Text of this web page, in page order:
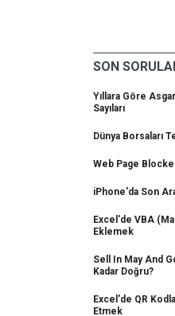
SON
Yıllara Göre
Sayıları
Dünya Borsaları
Web Page
iPhone'da Son
Excel'de VBA
Eklemek
Sell In May And
Kadar Doğru?
Excel'de QR
Etmek